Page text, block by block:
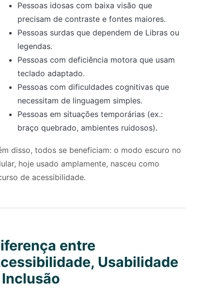
Pessoas idosas com baixa visão que
precisam de contraste e fontes maiores.
Pessoas surdas que dependem de Libras ou
legendas.
Pessoas com deficiência motora que usam
teclado adaptado.
Pessoas com dificuldades cognitivas que
necessitam de linguagem simples.
Pessoas em situações temporárias (ex.:
braço quebrado, ambientes ruidosos).
disso, todos se beneficiam: o modo escuro no
hoje usado amplamente, nasceu como
de acessibilidade.
entre
Usabilidade